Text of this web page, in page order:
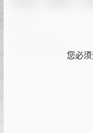
您必